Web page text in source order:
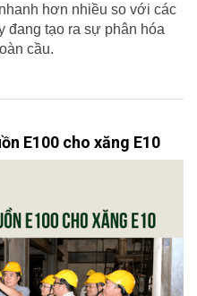
hơn nhiều so với các
đang tạo ra sự phân hóa
cầu.
E100 cho xăng E10